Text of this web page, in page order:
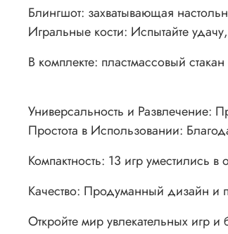
Блингшот: захватывающая
Игральные кости: Испытайте
В комплекте: пластмассовый
Универсальность и Развлечение:
Простота в Использовании:
Компактность: 13 игр уместились
Качество: Продуманный дизайн и
Откройте мир увлекательных игр